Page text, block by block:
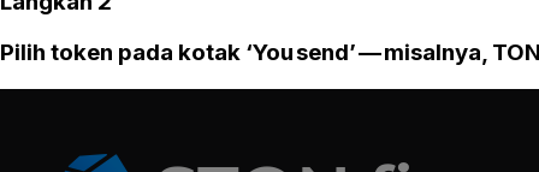
Pilih token pada kotak ‘You send’ — misalnya,